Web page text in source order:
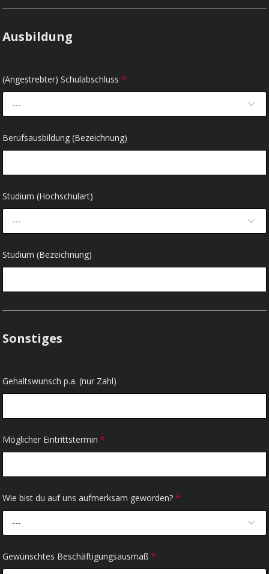
Ausbildung
(Angestrebter) Schulabschluss*
---
Berufsausbildung (Bezeichnung)
Studium (Hochschulart)
---
Studium (Bezeichnung)
Sonstiges
Gehaltswunsch p.a. (nur Zahl)
Möglicher Eintrittstermin*
Wie bist du auf uns aufmerksam geworden?*
---
Gewünschtes Beschäftigungsausmaß*